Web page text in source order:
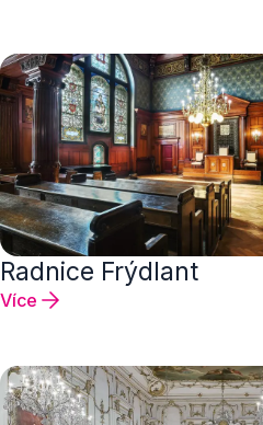
Radnice Frýdlant
Více